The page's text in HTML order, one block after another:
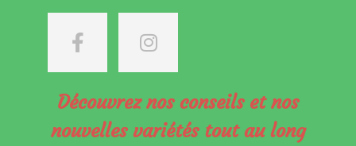
Découvrez nos conseils et nos
nouvelles variétés tout au long